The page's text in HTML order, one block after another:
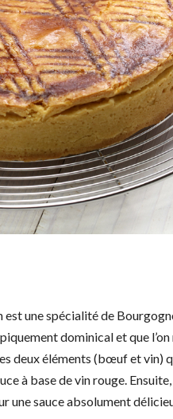
une spécialité de
dominical et que
deux éléments (bœuf et vin)
à base de vin rouge. Ensuite,
une sauce absolument